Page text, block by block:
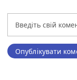
Опублікувати